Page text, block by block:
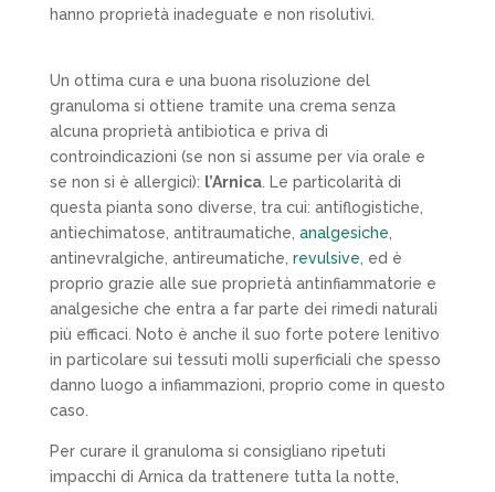
hanno proprietà inadeguate e non risolutivi.
Un ottima cura e una buona risoluzione del
granuloma si ottiene tramite una crema senza
alcuna proprietà antibiotica e priva di
controindicazioni (se non si assume per via orale e
se non si è allergici): l’Arnica. Le particolarità di
questa pianta sono diverse, tra cui: antiflogistiche,
antiechimatose, antitraumatiche, analgesiche
antinevralgiche, antireumatiche, revulsive , ed è
proprio grazie alle sue proprietà antinfiammatorie e
analgesiche che entra a far parte dei rimedi naturali
più efficaci. Noto è anche il suo forte potere lenitivo
in particolare sui tessuti molli superficiali che spesso
danno luogo a infiammazioni, proprio come in questo
caso.
Per curare il granuloma si consigliano ripetuti
impacchi di Arnica da trattenere tutta la notte,